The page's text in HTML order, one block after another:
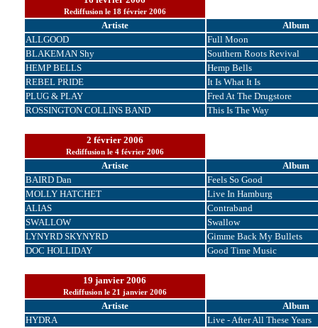
Rediffusion le 18 février 2006
Artiste
Album
ALLGOOD
Full Moon
BLAKEMAN Shy
Southern Roots Revival
HEMP BELLS
Hemp Bells
REBEL PRIDE
It Is What It Is
PLUG & PLAY
Fred At The Drugstore
ROSSINGTON COLLINS BAND
This Is The Way
2 février 2006
Rediffusion le 4 février 2006
Artiste
Album
BAIRD Dan
Feels So Good
MOLLY HATCHET
Live In Hamburg
ALIAS
Contraband
SWALLOW
Swallow
LYNYRD SKYNYRD
Gimme Back My Bullets
DOC HOLLIDAY
Good Time Music
19 janvier 2006
Rediffusion le 21 janvier 2006
Artiste
Album
HYDRA
Live - After All These Years